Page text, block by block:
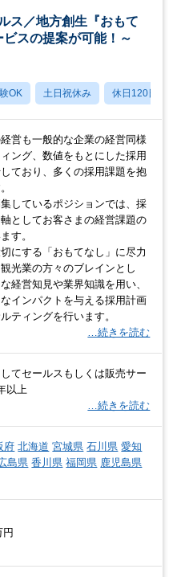
ス／地方創生『おもて
スの提案が可能！～
OK 土日祝休み 休日120日以上
営も一般的な企業の経営同様
ング、数値をもとにした採用
ており、多くの採用課題を抱
しているポジションでは、採
としてお客さまの経営課題の
す。
にする「おもてなし」に尽力
光業の方々のブレインとし
経営知見や業界知識を用い、
インパクトを与える採用計画
ティングを行います。
…続きを読む
してセールスもしくは販売サー
以上
…続きを読む
府 北海道 宮城県 石川県 愛知
島県 香川県 福岡県 鹿児島県
円